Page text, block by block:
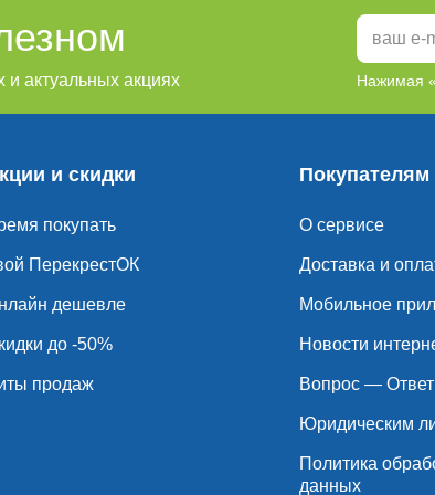
актуальных акциях Нажимая
и скидки
покупать
ПерекрестОК
дешевле
до -50%
продаж
Покупателям
О сервисе
Доставка и
Мобильное
Новости
Вопрос — Ответ
Юридическим
Политика
данных